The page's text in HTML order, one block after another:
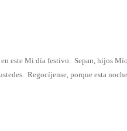
este Mi día festivo. Sepan, hijos
Regocíjense, porque esta